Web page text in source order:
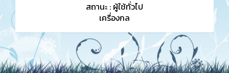
สถานะ : ผู้ใช้ทั่วไป
เครื่องกล